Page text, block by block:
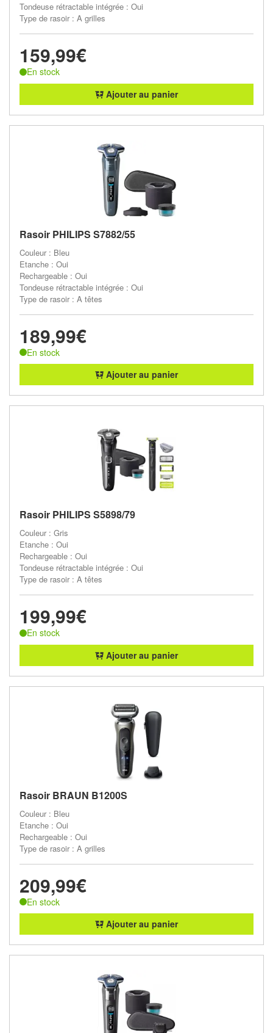
Tondeuse rétractable intégrée : Oui
Type de rasoir : A grilles
159,99€
En stock
Ajouter au panier
Rasoir PHILIPS S7882/55
Couleur : Bleu
Etanche : Oui
Rechargeable : Oui
Tondeuse rétractable intégrée : Oui
Type de rasoir : A têtes
189,99€
En stock
Ajouter au panier
Rasoir PHILIPS S5898/79
Couleur : Gris
Etanche : Oui
Rechargeable : Oui
Tondeuse rétractable intégrée : Oui
Type de rasoir : A têtes
199,99€
En stock
Ajouter au panier
Rasoir BRAUN B1200S
Couleur : Bleu
Etanche : Oui
Rechargeable : Oui
Type de rasoir : A grilles
209,99€
En stock
Ajouter au panier